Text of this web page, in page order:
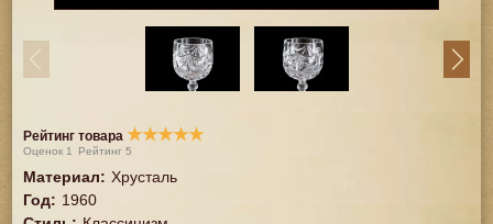
Рейтинг товара ★★★★★
Оценок 1 Рейтинг5
Материал: Хрусталь
Год: 1960